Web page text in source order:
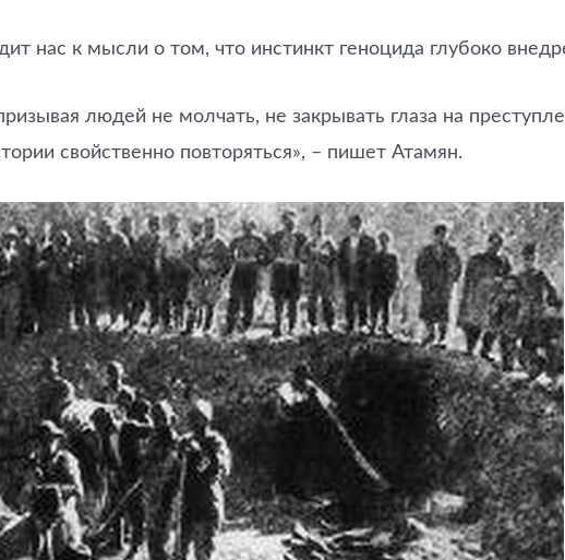
нас к мысли о том, что инстинкт геноцида глубоко
людей не молчать, не закрывать глаза на
свойственно повторяться», – пишет Атамян.